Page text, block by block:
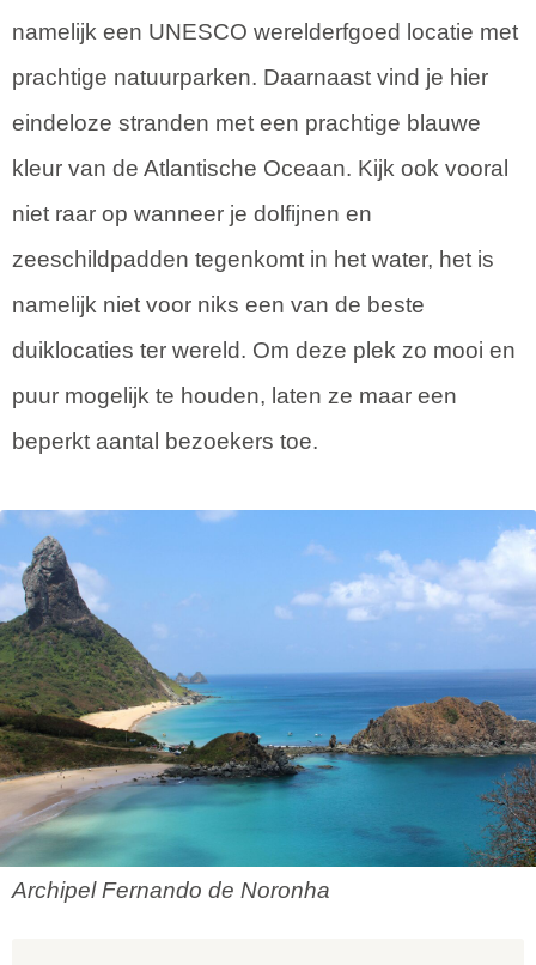
namelijk een UNESCO werelderfgoed locatie met
prachtige natuurparken. Daarnaast vind je hier
eindeloze stranden met een prachtige blauwe
kleur van de Atlantische Oceaan. Kijk ook vooral
niet raar op wanneer je dolfijnen en
zeeschildpadden tegenkomt in het water, het is
namelijk niet voor niks een van de beste
duiklocaties ter wereld. Om deze plek zo mooi en
puur mogelijk te houden, laten ze maar een
beperkt aantal bezoekers toe.
Archipel Fernando de Noronha